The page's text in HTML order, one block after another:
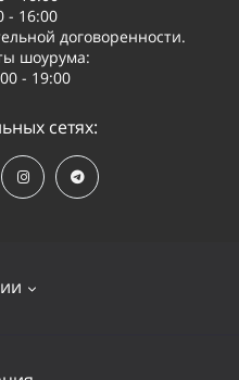
- 16:00
договоренности.
шоурума:
- 19:00
сетях: